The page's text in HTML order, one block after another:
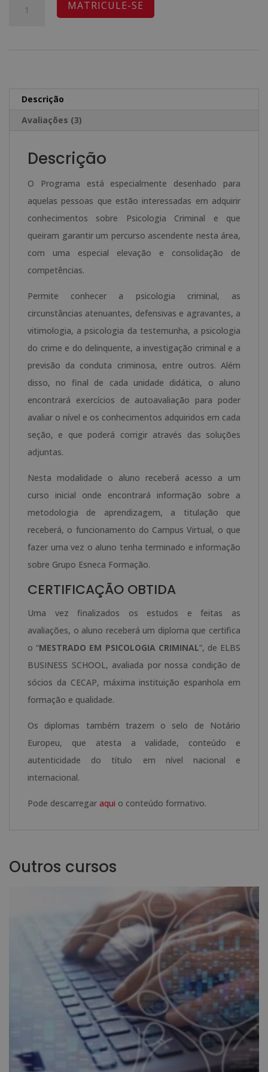
clientes
era:
é:
Selo
Notário
MATRICULE-SE
Descrição
Avaliações (3)
Descrição
O Programa está especialmente desenhado para
aquelas pessoas que estão interessadas em adquirir
conhecimentos sobre Psicologia Criminal e que
queiram garantir um percurso ascendente nesta área,
com uma especial elevação e consolidação de
competências.
Permite conhecer a psicologia criminal, as
circunstâncias atenuantes, defensivas e agravantes, a
vitimologia, a psicologia da testemunha, a psicologia
do crime e do delinquente, a investigação criminal e a
previsão da conduta criminosa, entre outros. Além
disso, no final de cada unidade didática, o aluno
encontrará exercícios de autoavaliação para poder
avaliar o nível e os conhecimentos adquiridos em cada
seção, e que poderá corrigir através das soluções
adjuntas.
Nesta modalidade o aluno receberá acesso a um
curso inicial onde encontrará informação sobre a
metodologia de aprendizagem, a titulação que
receberá, o funcionamento do Campus Virtual, o que
fazer uma vez o aluno tenha terminado e informação
sobre Grupo Esneca Formação.
CERTIFICAÇÃO OBTIDA
Uma vez finalizados os estudos e feitas as
avaliações, o aluno receberá um diploma que certifica
o “MESTRADO EM PSICOLOGIA CRIMINAL”, de ELBS
BUSINESS SCHOOL, avaliada por nossa condição de
sócios da CECAP, máxima instituição espanhola em
formação e qualidade.
Os diplomas também trazem o selo de Notário
Europeu, que atesta a validade, conteúdo e
autenticidade do título em nível nacional e
internacional.
Pode descarregar aqui o conteúdo formativo.
Outros cursos